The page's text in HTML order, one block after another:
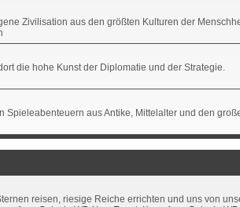
Zivilisation aus den größten Kulturen der
die hohe Kunst der Diplomatie und der Strategie.
aus Antike, Mittelalter und den
reisen, riesige Reiche errichten und uns von